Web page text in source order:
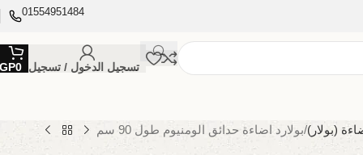
01554951484
تسجيل الدخول / تسجيل 0
(بولار) بولارد اضاءة حدائق الومنيوم طول 90 سم